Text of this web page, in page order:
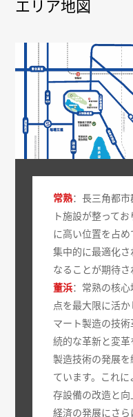
エリア地図
常熟：長三角都
ト施設が整って
に高い位置を占
集中的に最適化
なることが期待さ
董浜：常熟の核
点を最大限に活
マート製造の技
続的な革新と変
製造技術の発展
ています。これ
存設備の改造と
経済の発展にさ